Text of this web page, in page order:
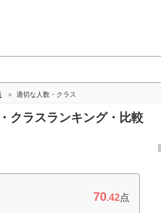
適切な人数・クラス
クラスランキング・比較
70.42点